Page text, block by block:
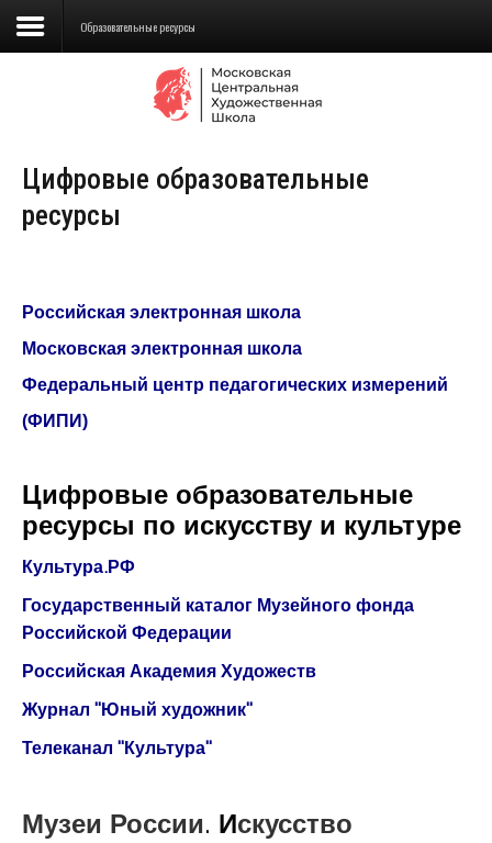
Сведения об образовательной
Школа
Училище
Поступающим
Образование
Курсы повышения квалификации
Центр непрерывного образования
Конкурсы
Образовательные ресурсы
Цифровые образовательные
ресурсы
Российская электронная школа
Московская электронная школа
Федеральный центр педагогических измерений
(ФИПИ)
Цифровые образовательные
ресурсы по искусству и культуре
Культура.РФ
Государственный каталог Музейного фонда
Российской Федерации
Российская Академия Художеств
Журнал "Юный художник"
Телеканал "Культура"
Музеи России. Искусство